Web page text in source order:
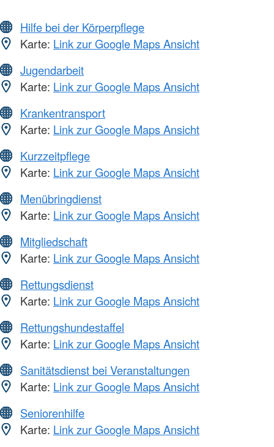
Hilfe bei der Körperpflege
Karte: Link zur Google Maps Ansicht
Jugendarbeit
Karte: Link zur Google Maps Ansicht
Krankentransport
Karte: Link zur Google Maps Ansicht
Kurzzeitpflege
Karte: Link zur Google Maps Ansicht
Menübringdienst
Karte: Link zur Google Maps Ansicht
Mitgliedschaft
Karte: Link zur Google Maps Ansicht
Rettungsdienst
Karte: Link zur Google Maps Ansicht
Rettungshundestaffel
Karte: Link zur Google Maps Ansicht
Sanitätsdienst bei Veranstaltungen
Karte: Link zur Google Maps Ansicht
Seniorenhilfe
Karte: Link zur Google Maps Ansicht